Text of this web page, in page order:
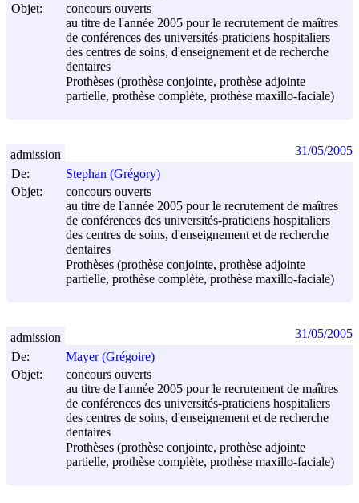
Objet:
concours ouverts
au titre de l'année 2005 pour le recrutement de maîtres
de conférences des universités-praticiens hospitaliers
des centres de soins, d'enseignement et de recherche
dentaires
Prothèses (prothèse conjointe, prothèse adjointe
partielle, prothèse complète, prothèse maxillo-faciale)
De:
Stephan (Grégory)
Objet:
concours ouverts
au titre de l'année 2005 pour le recrutement de maîtres
de conférences des universités-praticiens hospitaliers
des centres de soins, d'enseignement et de recherche
dentaires
Prothèses (prothèse conjointe, prothèse adjointe
partielle, prothèse complète, prothèse maxillo-faciale)
admission 31/05/2005
De:
Mayer (Grégoire)
Objet:
concours ouverts
au titre de l'année 2005 pour le recrutement de maîtres
de conférences des universités-praticiens hospitaliers
des centres de soins, d'enseignement et de recherche
dentaires
Prothèses (prothèse conjointe, prothèse adjointe
partielle, prothèse complète, prothèse maxillo-faciale)
admission 31/05/2005